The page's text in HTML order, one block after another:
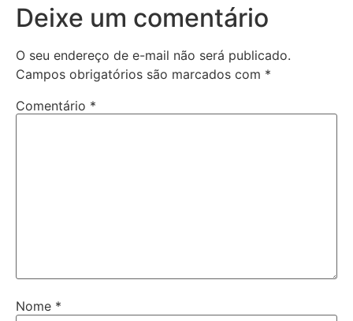
Deixe um comentário
O seu endereço de e-mail não será publicado.
Campos obrigatórios são marcados com *
Comentário *
Nome *